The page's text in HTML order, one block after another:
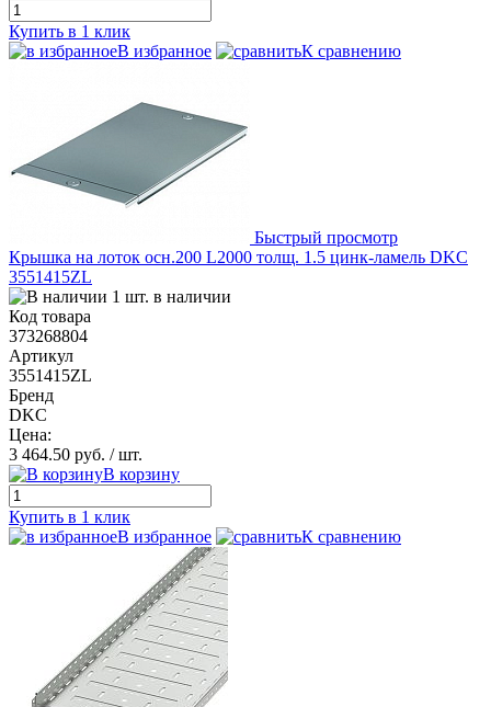
Купить в 1 клик
В избранное
К сравнению
Быстрый просмотр
Крышка на лоток осн.200 L2000 толщ. 1.5 цинк-ламель DKC
3551415ZL
1 шт. в наличии
Код товара
373268804
Артикул
3551415ZL
Бренд
DKC
Цена:
3 464.50 руб. / шт.
В корзину
Купить в 1 клик
В избранное
К сравнению